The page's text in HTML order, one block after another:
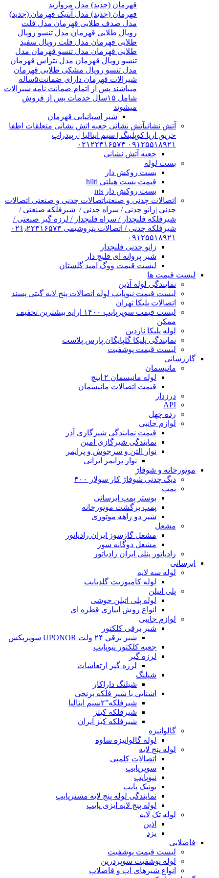
قهرمان (جدید) مدل مروارید
قهرمان (جدید) مدل آنتیک قهرمان (جدید)
مدل صدف طلایی قهرمان مدل فلت
رویال طلایی قهرمان مدل تنسو رویال
طلایی قهرمان مدل فلت رویال سفید
طلایی قهرمان مدل تنسو قهرمان مدل
تنسو رویال قهرمان مدل تتراس قهرمان
مدل تنسو رویال مشکی طلایی قهرمان
شیرالات قهرمان دارای ضمانت۵ساله
میباشند پس از اتمام ضمانت نامه شیرالات
شامل ۱۵سال خدمات پس از فروش
میشوند
شیر اسپانیایی قهرمان
آتش نشانیآتش نشانی جعبه اتش نشانی متعلقات اطفا
حریق اریا کوپلینگ | سیم ایتالیا | رپیدراپ
۰۹۱۲۵۵۱۸۹۲۱ ۰۲۱۲۲۳۱۶۵۷۳
جعبه آتش نشانی
بست لوله
بست روکش دار
قیمت بست هیلتی hilti
بست روکش دار nts
اتصالات چدنی و صنعتیاتصالات چدنی و صنعتی اتصالات
چدنی |زانو چدنی / سراه چدنی / شیرفلکه صنعتی /
شیرفلکه فلنچدار / سراه فلنچدار / لرزه گیر صنعتی /
شیرفلکه چدنی / اتصالات پتروشیمی ۰۲۱٫۲۲۳۱۶۵۷۳
۰۹۱۲۵۵۱۸۹۲۱
زانو چدنی فلنچدار
شیر پروانه ای فلنچ دار
لیست قیمت ووگ امید گلستان
لیست قیمت ها
نمایندگی لوله آذین
لیست قیمت نیوپایپ لوله اتصالات پنج لایه گیتی پسند
اتصالات پلیکا تهران
لیست قیمت سوپرپایپ ۱۴۰۰ ارایه بیشترین تخفیف
ممکن
لوله پلیکا ناردین
نمایندگی پلیکا گلپایگان پارس پلاست
لیست قیمت پوشفیت
گازرسانی
مانیسمان
لوله مانیسمان ۲ اینچ
قیمت اتصالات مانیسمان
درزدار
API
رده چهل
لوازم جانبی
قیمت نمایندگی شیرگازی آذر
نمایندگی شیرگازی امین
نوار التن و سرجوش و پرایمر
نوار پرایمر ایرانی
موتورخانه و شوفاژ
دیگ چدنی شوفاژ کار سولار ۴۰۰
پمپ
بوستر پمپ ابرسانی
پمپ برگشت موتورخانه
شیر دو راهه موتوری
مشعل
مشعل گازسوز ایران رادیاتور
مشعل دوگانه سوز
رادیاتور پنلی ایران رادیاتور
ابرسانی
لوله سه لایه
لوله کامپوزیت گلدپایپ
پلی اتیلن
لوله پلی اتیلن جوشی
انواع روش ابیاری قطره ای
لوازم جانبی
شیر برقی کلکتور
شير برقي ۲۴ ولت UPONOR سوپرپکس
جعبه کلکتور نیوپایپ
لرزه گیر
لرزه گیر ارتعاشات
شیلنگ
شیلنگ داراکار
اشنایی با شیر فلکه برنجی
شیرفلکه”۲سیم ایتالیا
شیرفلکه کیتز
شیرفلکه کیز ایران
گالوانیزه
لوله گالوانیزه ساوه
لوله پنج لایه
اتصالات کلمپی
سوپرپایپ
نیوپایپ
یونیک پایپ
نمایندگی لوله پنج لایه مسترپایپ
لوله پنج لایه ایزی پایپ
لوله تک لایه
اذین
یزد
فاضلابی
لیست قیمت پوشفیت
لوله پوشفیت سوپردرین
انواع شیرهای اب و فاضلاب